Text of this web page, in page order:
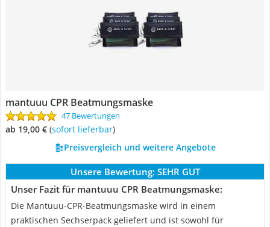
mantuuu CPR Beatmungsmaske
47 Bewertungen
ab 19,00 € ( Sofort lieferbar)
Preisvergleich und weitere Angebote
Unsere Bewertung: SEHR GUT
Unser Fazit für mantuuu CPR Beatmungsmaske:
Die Mantuuu-CPR-Beatmungsmaske wird in einem
praktischen Sechserpack geliefert und ist sowohl für